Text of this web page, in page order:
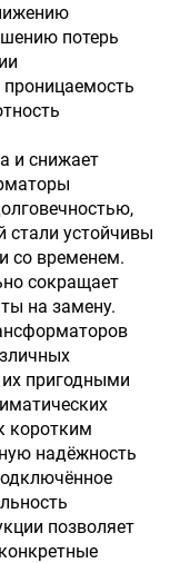
потерь
и снижает
стали устойчивы
со временем.
сокращает
на замену.
их пригодными
коротким
надёжность
позволяет